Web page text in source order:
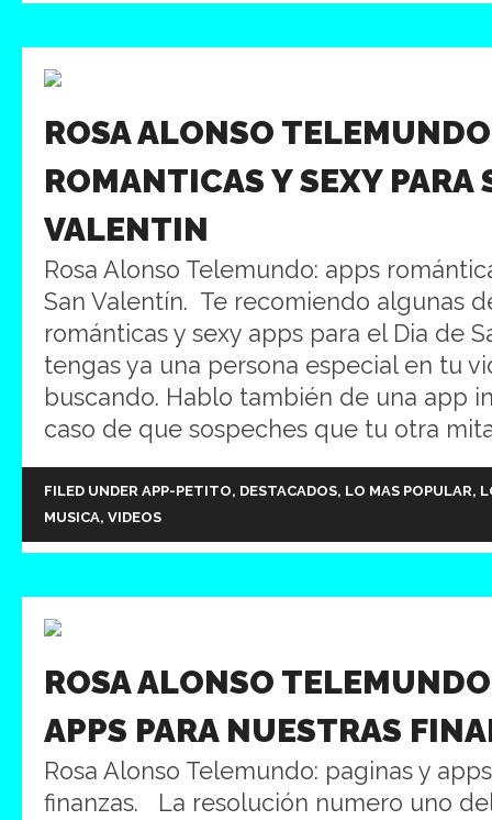
ROSA ALONSO
ROMANTICAS Y SEXY PARA
VALENTIN
Rosa Alonso Telemundo: apps
San Valentín. Te recomiendo algunas
románticas y sexy apps para el Dia de
tengas ya una persona especial en tu
buscando. Hablo también de una app
caso de que sospeches que tu otra
FILED UNDER APP-PETITO, DESTACADOS, LO MAS POPULAR,
MUSICA, VIDEOS
ROSA ALONSO
APPS PARA NUESTRAS
Rosa Alonso Telemundo: paginas y
finanzas. La resolución numero uno